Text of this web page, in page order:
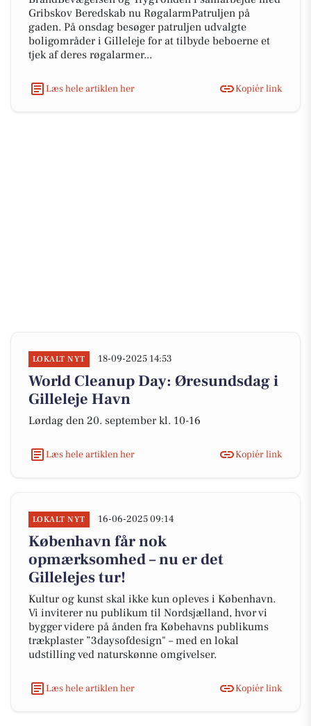
Gribskov Beredskab nu RøgalarmPatruljen på
gaden. På onsdag besøger patruljen udvalgte
boligområder i Gilleleje for at tilbyde beboerne et
tjek af deres røgalarmer...
Læs hele artiklen her Kopiér link
LOKALT NYT 18-09-2025 14:53
World Cleanup Day: Øresundsdag i
Gilleleje Havn
Lørdag den 20. september kl. 10-16
Læs hele artiklen her Kopiér link
LOKALT NYT 16-06-2025 09:14
København får nok
opmærksomhed – nu er det
Gillelejes tur!
Kultur og kunst skal ikke kun opleves i København.
Vi inviterer nu publikum til Nordsjælland, hvor vi
bygger videre på ånden fra Købehavns publikums
trækplaster ”3daysofdesign" – med en lokal
udstilling ved naturskønne omgivelser.
Læs hele artiklen her Kopiér link